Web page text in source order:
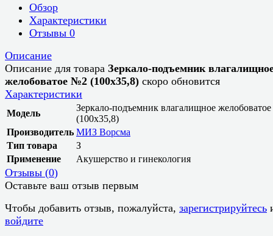
Обзор
Характеристики
Отзывы 0
Описание
Описание для товара Зеркало-подъемник
желобоватое №2 (100x35,8) скоро обновится
Характеристики
Модель
Зеркало-подъемник влагалищное
(100x35,8)
Производитель МИЗ Ворсма
Тип товара
З
Применение
Акушерство и гинекология
Отзывы (0)
Оставьте ваш отзыв первым
Чтобы добавить отзыв, пожалуйста, зарегистрируйтесь
войдите